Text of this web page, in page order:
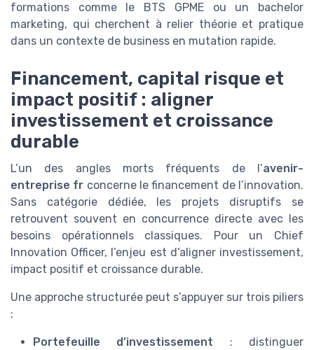
formations comme le BTS GPME ou un bachelor
marketing, qui cherchent à relier théorie et pratique
dans un contexte de business en mutation rapide.
Financement, capital risque et
impact positif : aligner
investissement et croissance
durable
L’un des angles morts fréquents de l’avenir-
entreprise fr concerne le financement de l’innovation.
Sans catégorie dédiée, les projets disruptifs se
retrouvent souvent en concurrence directe avec les
besoins opérationnels classiques. Pour un Chief
Innovation Officer, l’enjeu est d’aligner investissement,
impact positif et croissance durable.
Une approche structurée peut s’appuyer sur trois piliers
:
Portefeuille d’investissement : distinguer